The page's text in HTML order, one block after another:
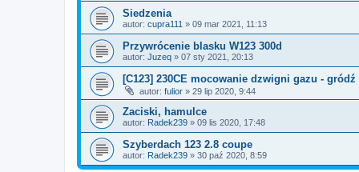
Siedzenia
autor: cupra111 » 09 mar 2021, 11:13
Przywrócenie blasku W123 300d
autor: Juzeq » 07 sty 2021, 20:13
[C123] 230CE mocowanie dzwigni gazu - gródź
autor: fulior » 29 lip 2020, 9:44
Zaciski, hamulce
autor: Radek239 » 09 lis 2020, 17:48
Szyberdach 123 2.8 coupe
autor: Radek239 » 30 paź 2020, 8:59